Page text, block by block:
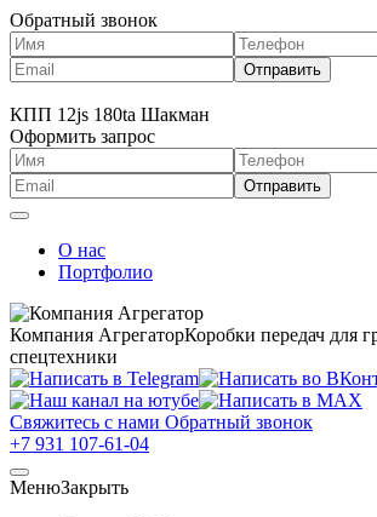
Обратный звонок
КПП 12js 180ta Шакман
Оформить запрос
О нас
Портфолио
Компания АгрегаторКоробки передач для
спецтехники
Свяжитесь с нами Обратный звонок
+7 931 107-61-04
МенюЗакрыть